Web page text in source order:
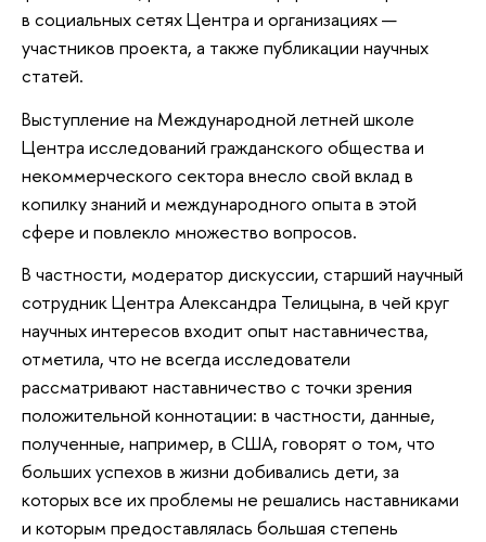
в социальных сетях Центра и организациях —
участников проекта, а также публикации научных
статей.
Выступление на Международной летней школе
Центра исследований гражданского общества и
некоммерческого сектора внесло свой вклад в
копилку знаний и международного опыта в этой
сфере и повлекло множество вопросов.
В частности, модератор дискуссии, старший научный
сотрудник Центра Александра Телицына, в чей круг
научных интересов входит опыт наставничества,
отметила, что не всегда исследователи
рассматривают наставничество с точки зрения
положительной коннотации: в частности, данные,
полученные, например, в США, говорят о том, что
больших успехов в жизни добивались дети, за
которых все их проблемы не решались наставниками
и которым предоставлялась большая степень